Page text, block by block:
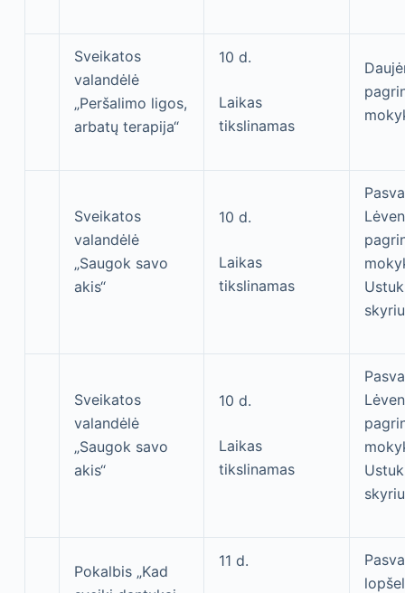
Sveikatos
valandėlė
„Peršalimo ligos,
arbatų terapija“
10 d.
Laikas
tikslinamas
Sveikatos
valandėlė
„Saugok savo
akis“
10 d.
Laikas
tikslinamas
Sveikatos
valandėlė
„Saugok savo
akis“
10 d.
Laikas
tikslinamas
Pokalbis „Kad
11 d.